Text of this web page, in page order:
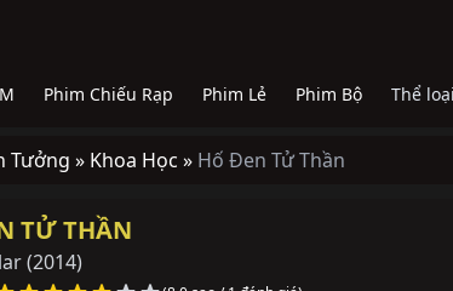
Phim Chiếu Rạp Phim Lẻ Phim Bộ Thể
Tưởng » Khoa Học » Hố Đen Tử Thần
TỬ THẦN
(2014)